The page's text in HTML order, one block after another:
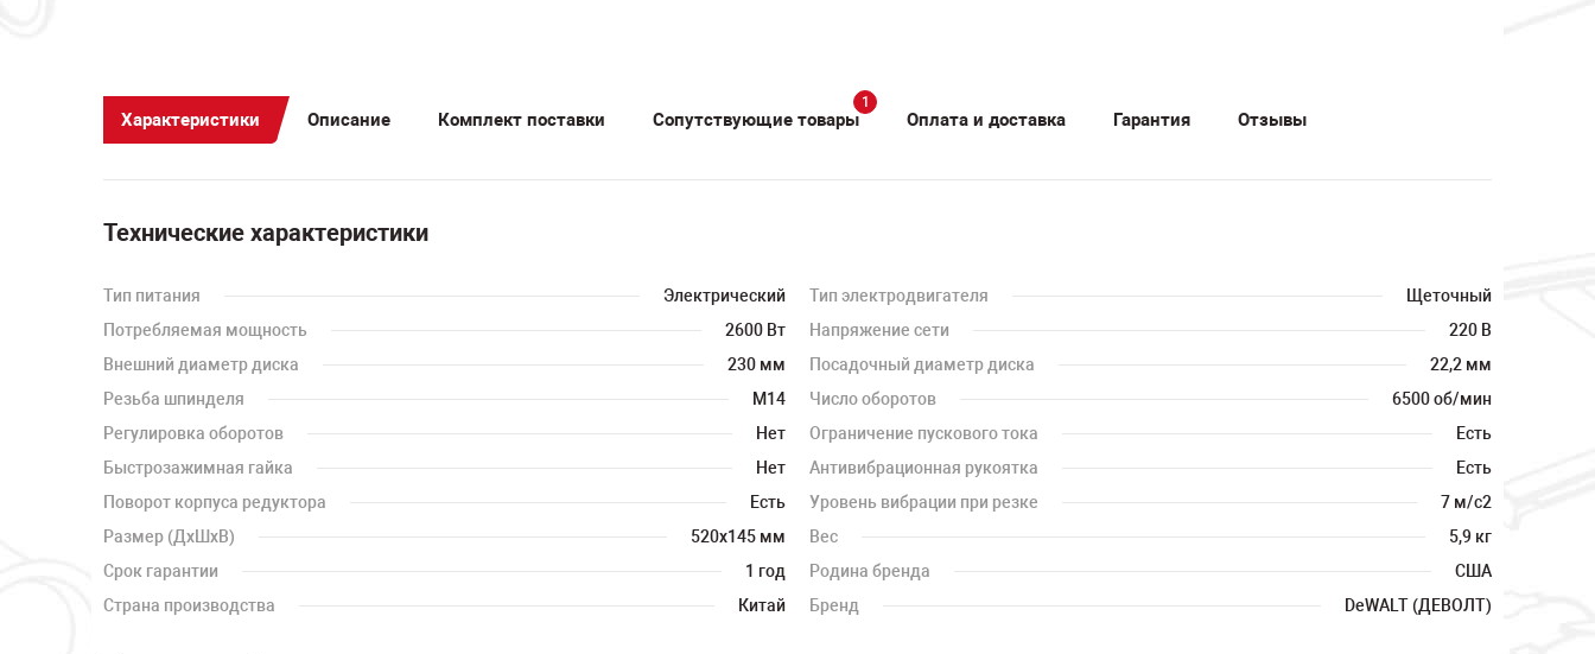
Характеристики Описание Комплект поставки Сопутствующие товары
1
Оплата и доставка Гарантия Отзывы
Технические характеристики
Тип питания Электрический Тип электродвигателя
Щеточный
Потребляемая мощность
2600 Вт Напряжение сети
220 В
Внешний диаметр диска
230 мм Посадочный диаметр диска
22,2 мм
Резьба шпинделя
M14 Число оборотов
6500 об/мин
Регулировка оборотов
Нет Ограничение пускового тока
Есть
Быстрозажимная гайка
Нет Антивибрационная рукоятка
Есть
Поворот корпуса редуктора
Есть Уровень вибрации при резке
7 м/с2
Размер (ДхШхВ)
520х145 мм Вес
5,9 кг
Срок гарантии
1 год Родина бренда
США
Страна производства
Китай Бренд DeWALT (ДЕВОЛТ)